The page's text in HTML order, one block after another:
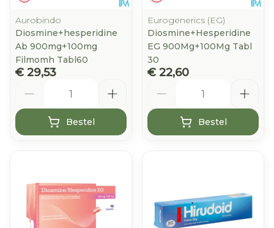
Aurobindo
Diosmine+hesperidine
Ab 900mg+100mg
Filmomh Tabl60
€ 29,53
Bestel
Eurogenerics (EG)
Diosmine+Hesperidine
EG 900Mg+100Mg Tabl
30
€ 22,60
Bestel